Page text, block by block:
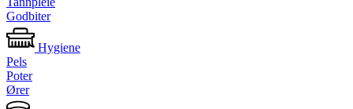
Godbiter
Hygiene
Pels
Poter
Ører